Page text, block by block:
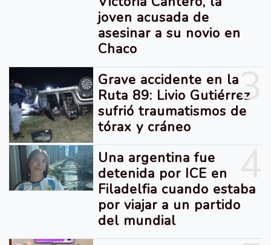
joven acusada de
asesinar a su novio en
Chaco
3
Grave accidente en la
Ruta 89: Livio Gutiérrez
sufrió traumatismos de
tórax y cráneo
Una argentina fue
detenida por ICE en
Filadelfia cuando estaba
por viajar a un partido
del mundial